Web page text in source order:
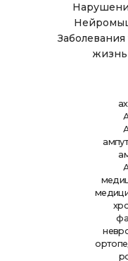
Заболевания